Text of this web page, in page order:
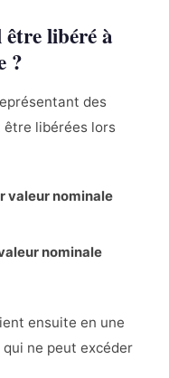
libéré à
?
des
être libérées lors
valeur nominale
nominale
ensuite en une
ne peut excéder